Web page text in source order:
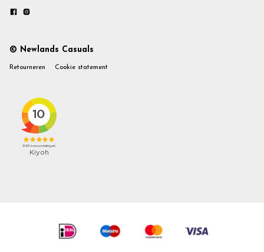
© Newlands Casuals
Retourneren Cookie statement